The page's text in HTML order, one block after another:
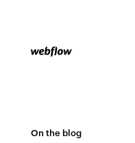
On the blog